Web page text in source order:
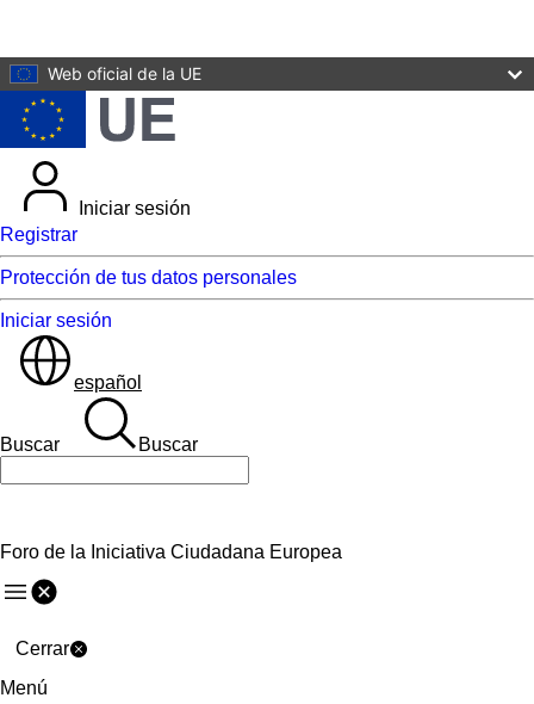
Web oficial de la UE
Iniciar sesión
Registrar
Protección de tus datos personales
Iniciar sesión
español
Buscar Buscar
Foro de la Iniciativa Ciudadana Europea
Menú
Cerrar
Menú